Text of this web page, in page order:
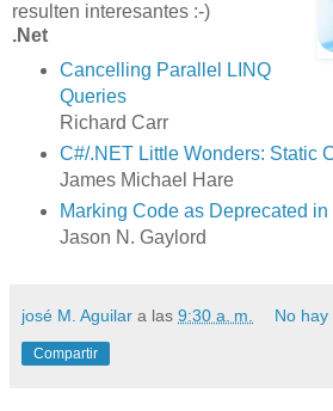
resulten interesantes :-)
.Net
Cancelling Parallel LINQ
Queries
Richard Carr
C#/.NET Little Wonders: Static
James Michael Hare
Marking Code as Deprecated in
Jason N. Gaylord
josé M. Aguilar a las 9:30 a. m. No hay
Compartir